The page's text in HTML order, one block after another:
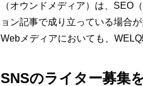
（オウンドメディア）は、SEO
ョン記事で成り立っている場合
Webメディアにおいても、
SNSのライター募集